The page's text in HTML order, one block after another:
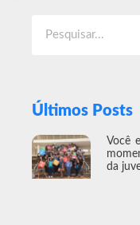
Últimos Posts
Você
da